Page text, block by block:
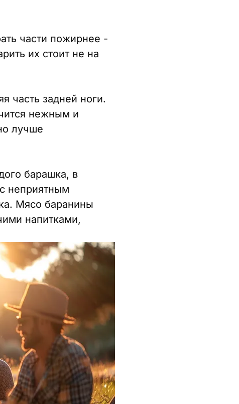
части пожирнее -
их стоит не на
часть задней ноги.
нежным и
лучше
барашка, в
неприятным
Мясо баранины
напитками,